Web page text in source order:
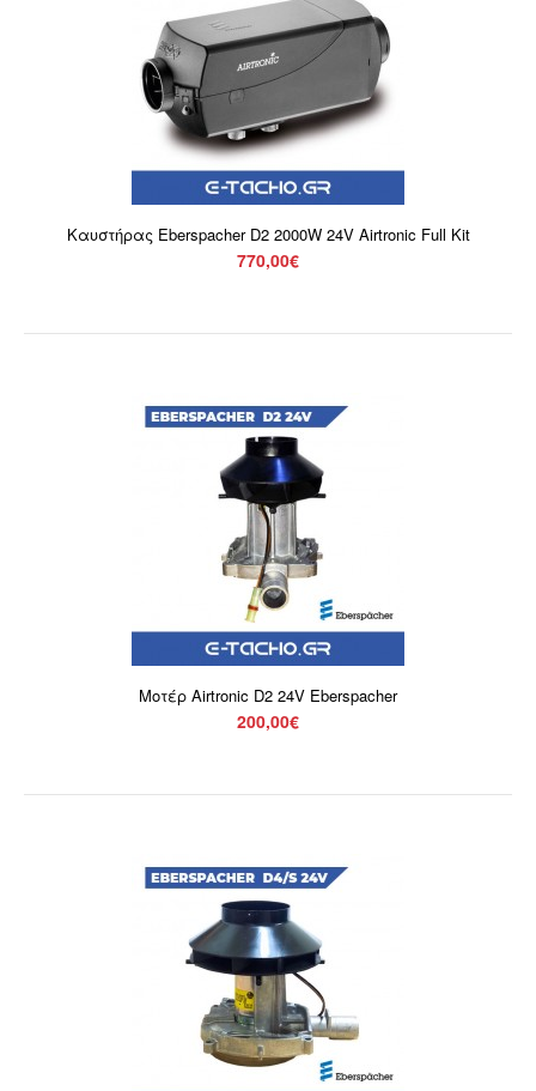
Καυστήρας Eberspacher D2 2000W 12V Airtronic Full Kit ..
Καυστήρας Eberspacher D2 2000W 24V Airtronic Full Kit
770,00€
Καυστήρας Eberspacher D2 2000W 24V Airtronic Full Kit
770,00€
Μοτέρ Airtronic D2 24V Eberspacher
200,00€